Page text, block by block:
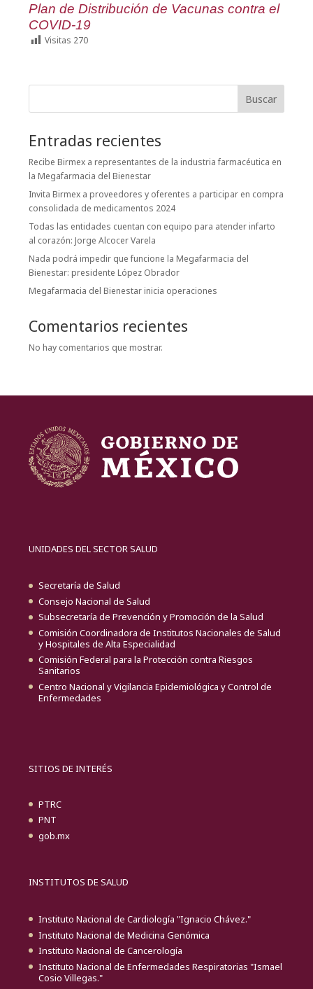
Plan de Distribución de Vacunas contra el
COVID-19
Visitas 270
Buscar
Entradas recientes
Recibe Birmex a representantes de la industria farmacéutica en
la Megafarmacia del Bienestar
Invita Birmex a proveedores y oferentes a participar en compra
consolidada de medicamentos 2024
Todas las entidades cuentan con equipo para atender infarto
al corazón: Jorge Alcocer Varela
Nada podrá impedir que funcione la Megafarmacia del
Bienestar: presidente López Obrador
Megafarmacia del Bienestar inicia operaciones
Comentarios recientes
No hay comentarios que mostrar.
UNIDADES DEL SECTOR SALUD
Secretaría de Salud
Consejo Nacional de Salud
Subsecretaría de Prevención y Promoción de la Salud
Comisión Coordinadora de Institutos Nacionales de Salud
y Hospitales de Alta Especialidad
Comisión Federal para la Protección contra Riesgos
Sanitarios
Centro Nacional y Vigilancia Epidemiológica y Control de
Enfermedades
SITIOS DE INTERÉS
PTRC
PNT
gob.mx
INSTITUTOS DE SALUD
Instituto Nacional de Cardiología "Ignacio Chávez."
Instituto Nacional de Medicina Genómica
Instituto Nacional de Cancerología
Instituto Nacional de Enfermedades Respiratorias "Ismael
Cosio Villegas."